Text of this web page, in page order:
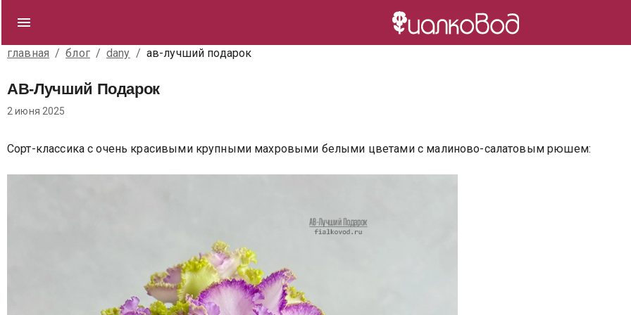
главная / блог / dany / ав-лучший подарок
АВ-Лучший Подарок
2 июня 2025
Сорт-классика с очень красивыми крупными махровыми белыми цветами с малиново-салатовым рюшем: